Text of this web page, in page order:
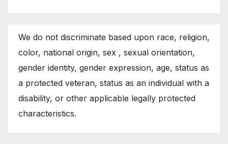
We do not discriminate based upon race, religion,
color, national origin, sex , sexual orientation,
gender identity, gender expression, age, status as
a protected veteran, status as an individual with a
disability, or other applicable legally protected
characteristics.